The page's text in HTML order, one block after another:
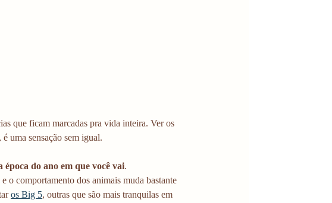
que ficam marcadas pra vida inteira. Ver os
uma sensação sem igual.
época do ano em que você vai.
o comportamento dos animais muda bastante
os Big 5, outras que são mais tranquilas em